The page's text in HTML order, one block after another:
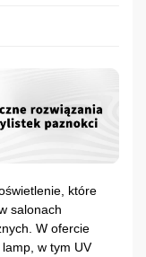
które
salonach
W ofercie
w tym UV